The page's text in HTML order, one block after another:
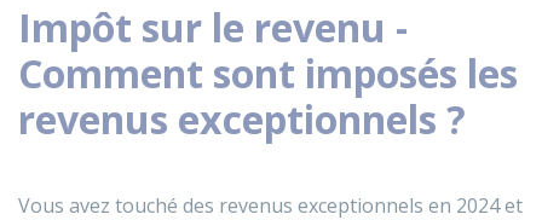
Impôt sur le revenu -
Comment sont imposés les
revenus exceptionnels ?
Vous avez touché des revenus exceptionnels en 2024 et